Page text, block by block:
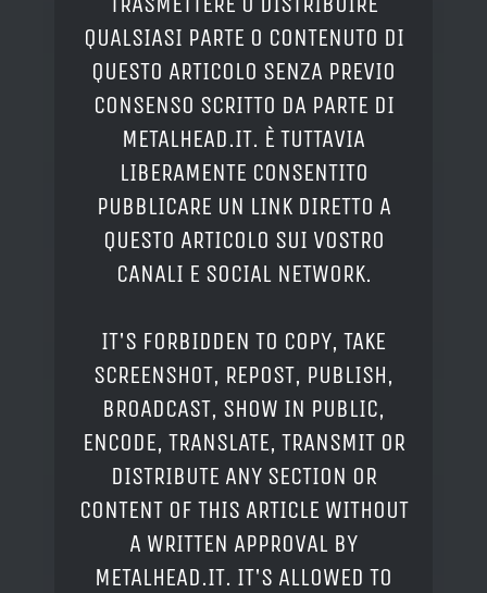
QUALSIASI PARTE O CONTENUTO DI
QUESTO ARTICOLO SENZA PREVIO
CONSENSO SCRITTO DA PARTE DI
METALHEAD.IT. È TUTTAVIA
LIBERAMENTE CONSENTITO
PUBBLICARE UN LINK DIRETTO A
QUESTO ARTICOLO SUI VOSTRO
CANALI E SOCIAL NETWORK.
IT'S FORBIDDEN TO COPY, TAKE
SCREENSHOT, REPOST, PUBLISH,
BROADCAST, SHOW IN PUBLIC,
ENCODE, TRANSLATE, TRANSMIT OR
DISTRIBUTE ANY SECTION OR
CONTENT OF THIS ARTICLE WITHOUT
A WRITTEN APPROVAL BY
METALHEAD.IT. IT'S ALLOWED TO